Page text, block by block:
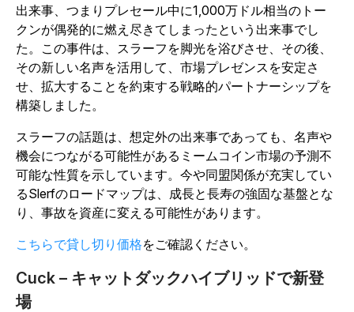
出来事、つまりプレセール中に1,000万ドル相当のトー
クンが偶発的に燃え尽きてしまったという出来事でし
た。この事件は、スラーフを脚光を浴びさせ、その後、
その新しい名声を活用して、市場プレゼンスを安定さ
せ、拡大することを約束する戦略的パートナーシップを
構築しました。
スラーフの話題は、想定外の出来事であっても、名声や
機会につながる可能性があるミームコイン市場の予測不
可能な性質を示しています。今や同盟関係が充実してい
るSlerfのロードマップは、成長と長寿の強固な基盤とな
り、事故を資産に変える可能性があります。
こちらで貸し切り価格をご確認ください。
Cuck – キャットダックハイブリッドで新登
場